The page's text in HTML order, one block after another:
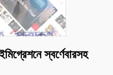
স্বর্ণেবারসহ